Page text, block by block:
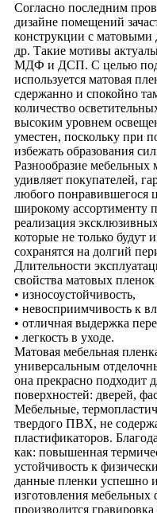
Согласно последним
дизайне помещений
конструкции с матовыми
др. Такие мотивы
МДФ и ДСП. С целью
используется матовая
сдержанно и спокойно
количество
высоким уровнем
уместен, поскольку при
избежать образования
Разнообразие
удивляет покупателей,
любого понравившегося
широкому ассортименту
реализация
которые не только будут
сохранятся на долгий
Длительности
свойства матовых
• износоустойчивость,
• невосприимчивость к
• отличная выдержка
• легкость в уходе.
Матовая мебельная
универсальным
она прекрасно подходит
поверхностей: дверей,
Мебельные,
твердого ПВХ, не
пластификаторов.
как: повышенная
устойчивость к
данные пленки успешно
изготовления
производится